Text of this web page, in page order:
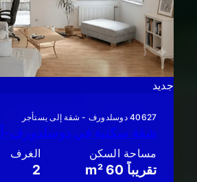
جديد
40627 دوسلدورف - شقة إلى يستأجر
مساحة السكن
تقريباً 60 m²
الغرف
2